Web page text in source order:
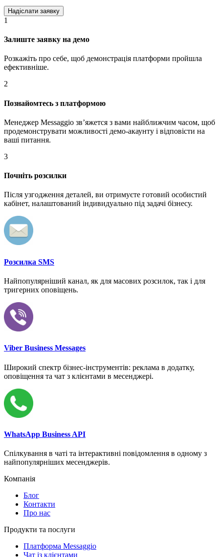
1
Залиште заявку на демо
Розкажіть про себе, щоб демонстрація платформи пройшла
ефективніше.
2
Познайомтесь з платформою
Менеджер Messaggio звʼяжется з вами найближчим часом, щоб
продемонструвати можливості демо-акаунту і відповісти на
ваші питання.
3
Почніть розсилки
Після узгодження деталей, ви отримуєте готовий особистий
кабінет, налаштований індивидуально під задачі бізнесу.
Розсилка SMS
Найпопулярніший канал, як для масових розсилок, так і для
тригерних оповіщень.
Viber Business Messages
Широкий спектр бізнес-інструментів: реклама в додатку,
оповіщення та чат з клієнтами в месенджері.
WhatsApp Business API
Спілкування в чаті та інтерактивні повідомлення в одному з
найпопулярніших месенджерів.
Компанія
Блог
Контакти
Про нас
Продукти та послуги
Платформа Messaggio
Чат із клієнтами